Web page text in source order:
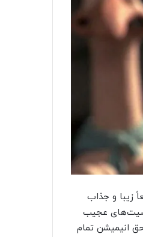
زیبا و جذاب
عجیب
انیمیشن تمام